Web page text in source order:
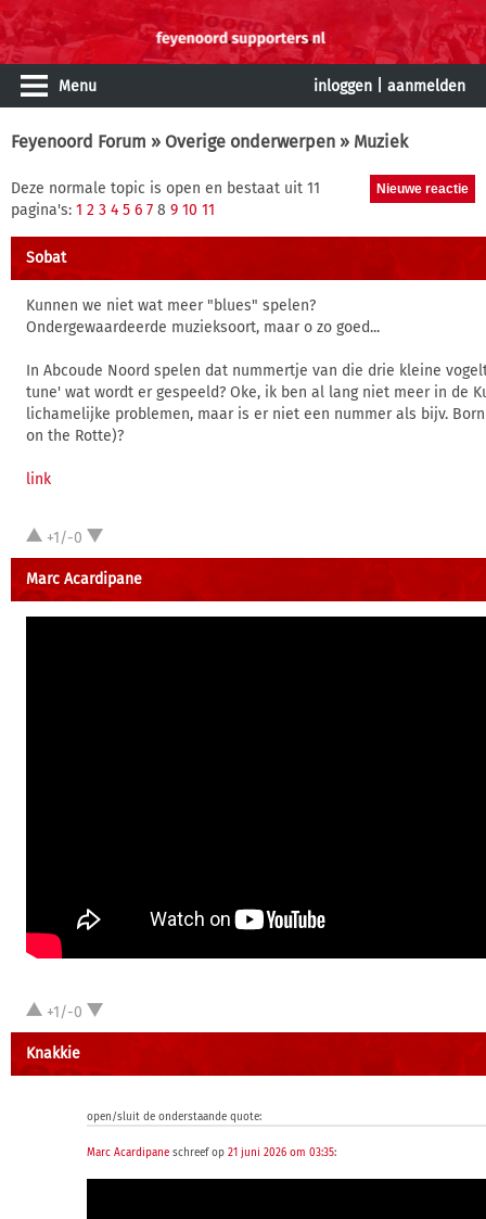
Menu inloggen aanmelden
Feyenoord Forum » Overige onderwerpen » Muziek
Deze normale topic is open en bestaat uit 11
pagina's: 1 2 3 4 5 6 7 8 9 10 11
Sobat
Kunnen we niet wat meer "blues" spelen?
Ondergewaardeerde muzieksoort, maar o zo goed...
In Abcoude Noord spelen dat nummertje van die drie kleine
tune' wat wordt er gespeeld? Oke, ik ben al lang niet meer in de
lichamelijke problemen, maar is er niet een nummer als bijv.
on the Rotte)?
link
+1/-0
Marc Acardipane
+1/-0
Knakkie
open/sluit de onderstaande quote:
Marc Acardipane schreef op 21 juni 2026 om 03:35: